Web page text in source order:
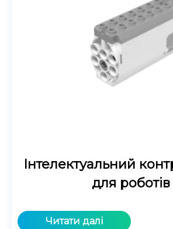
Інтелектуальний
для роботів
Читати далі